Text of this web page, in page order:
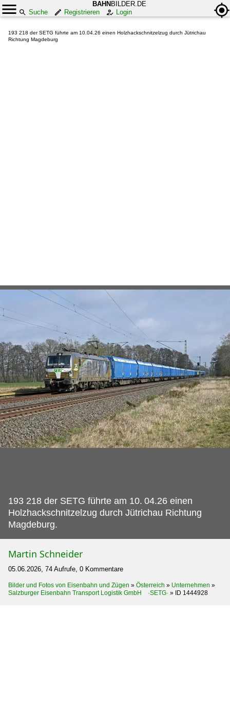
BAHN BILDER.DE
Suche
Registrieren Login
193 218 der SETG führte am 10.04.26 einen Holzhackschnitzelzug durch Jütrichau
Richtung Magdeburg
193 218 der SETG führte am 10. 04.26 einen
Holzhackschnitzelzug durch Jütrichau Richtung
Magdeburg.
Martin Schneider
05.06.2026, 74 Aufrufe, 0 Kommentare
Bilder und Fotos von Eisenbahn und Zügen » Österreich » Unternehmen »
Salzburger Eisenbahn Transport Logistik GmbH ·SETG· » ID 1444928